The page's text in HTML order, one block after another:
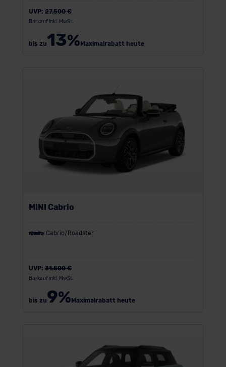
UVP: 27.500 €
Barkauf inkl. MwSt.
bis zu13%Maximalrabatt heute
MINI Cabrio
Cabrio/Roadster
UVP: 31.500 €
Barkauf inkl. MwSt.
bis zu9% Maximalrabatt heute